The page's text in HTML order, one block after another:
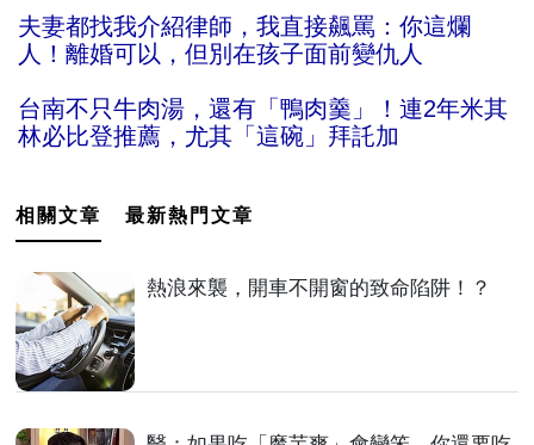
夫妻都找我介紹律師，我直接飆罵：你這爛
人！離婚可以，但別在孩子面前變仇人
台南不只牛肉湯，還有「鴨肉羹」！連2年米其
林必比登推薦，尤其「這碗」拜託加
相關文章 最新熱門文章
熱浪來襲，開車不開窗的致命陷阱！？